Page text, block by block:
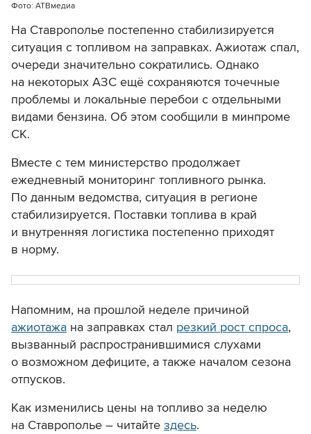
Фото: АТВмедиа
На Ставрополье постепенно стабилизируется
ситуация с топливом на заправках. Ажиотаж спал,
очереди значительно сократились. Однако
на некоторых АЗС ещё сохраняются точечные
проблемы и локальные перебои с отдельными
видами бензина. Об этом сообщили в минпроме
СК.
Вместе с тем министерство продолжает
ежедневный мониторинг топливного рынка.
По данным ведомства, ситуация в регионе
стабилизируется. Поставки топлива в край
и внутренняя логистика постепенно приходят
в норму.
Напомним, на прошлой неделе причиной
ажиотажа на заправках стал резкий рост спроса,
вызванный распространившимися слухами
о возможном дефиците, а также началом сезона
отпусков.
Как изменились цены на топливо за неделю
на Ставрополье – читайте здесь.